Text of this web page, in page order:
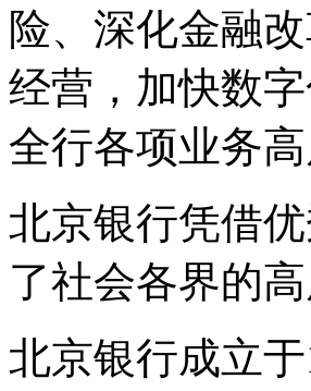
险、深化金融
经营，加快数
全行各项业务
北京银行凭借
了社会各界的高
北京银行成立